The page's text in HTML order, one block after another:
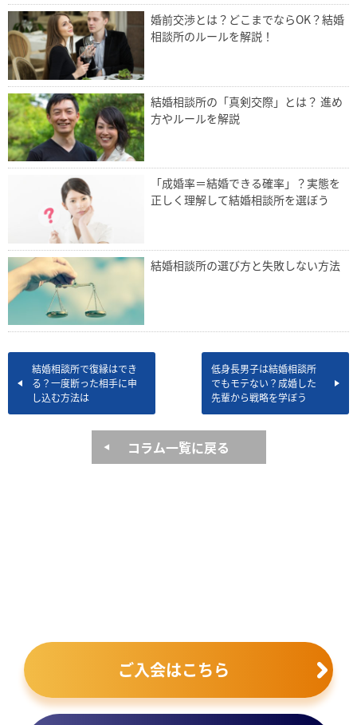
婚前交渉とは？どこまでならOK？結婚
相談所のルールを解説！
結婚相談所の「真剣交際」とは？ 進め
方やルールを解説
「成婚率＝結婚できる確率」？実態を
正しく理解して結婚相談所を選ぼう
結婚相談所の選び方と失敗しない方法
結婚相談所で復縁はでき
る？一度断った相手に申
し込む方法は
低身長男子は結婚相談所
でもモテない？成婚した
先輩から戦略を学ぼう
コラム一覧に戻る
ご入会はこちら